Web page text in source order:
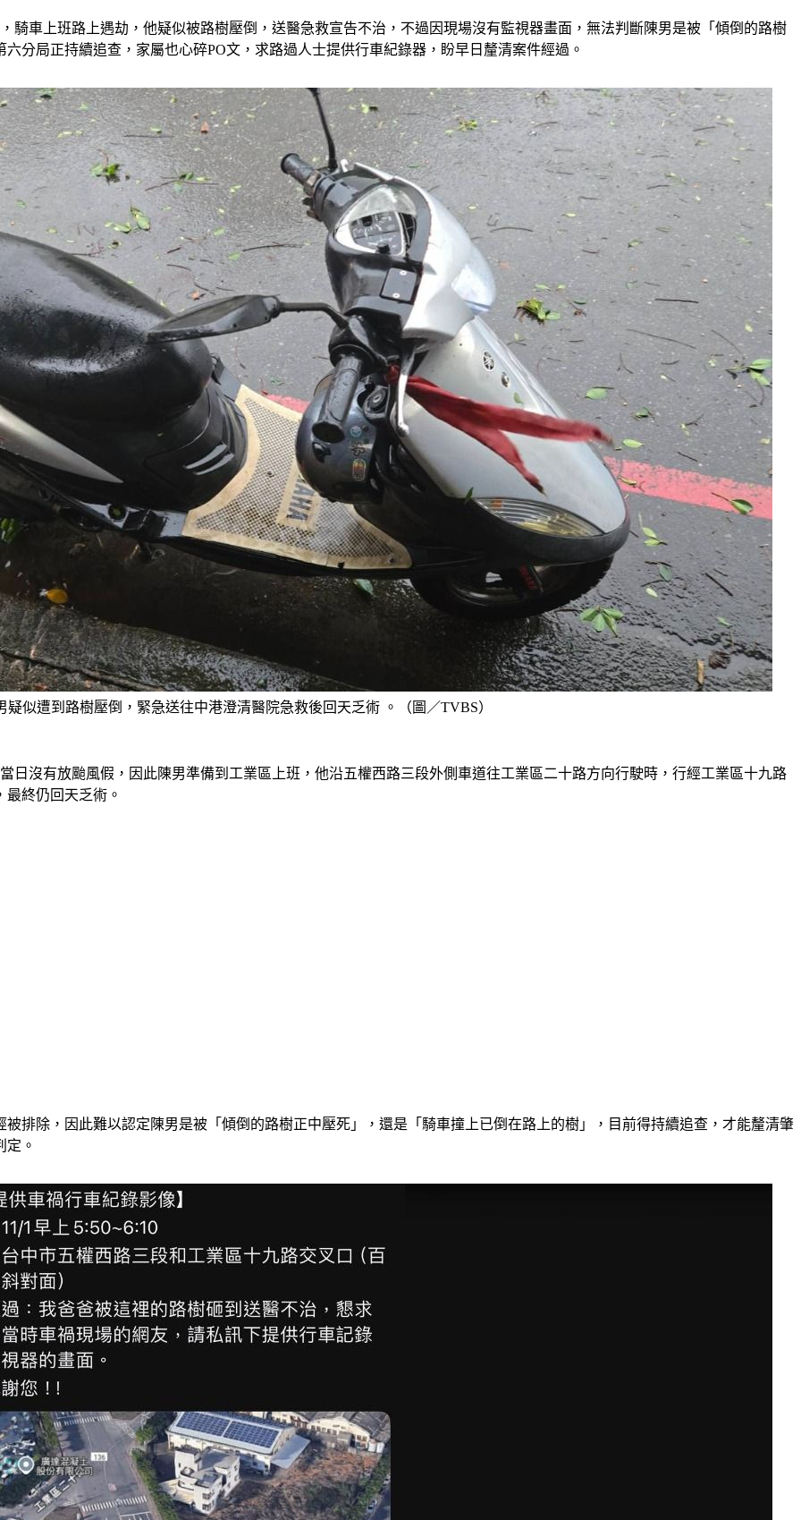
騎車上班路上遇劫，他疑似被路樹壓倒，送醫急救宣告不治，不過因現場沒有監視器畫面，無法判斷陳男是被「傾倒的路樹
分局正持續追查，家屬也心碎PO文，求路過人士提供行車紀錄器，盼早日釐清案件經過。
疑似遭到路樹壓倒，緊急送往中港澄清醫院急救後回天乏術 。（圖／TVBS）
日沒有放颱風假，因此陳男準備到工業區上班，他沿五權西路三段外側車道往工業區二十路方向行駛時，行經工業區十九路
終仍回天乏術。
排除，因此難以認定陳男是被「傾倒的路樹正中壓死」，還是「騎車撞上已倒在路上的樹」，目前得持續追查，才能釐清肇
定。